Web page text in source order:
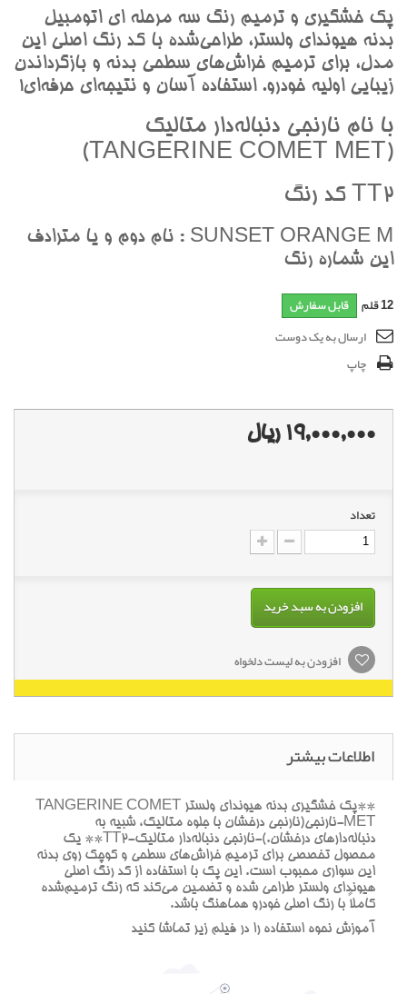
پک خشگيري و ترميم رنگ سه مرحله اي اتومبيل
بدنه هيونداي ولستر، طراحي‌شده با کد رنگ اصلي اين
مدل، براي ترميم خراش‌هاي سطحي بدنه و بازگرداندن
زيبايي اوليه خودرو. استفاده آسان و نتيجه‌اي حرفه‌اي!
با نام نارنجي دنباله‌دار متاليک
(TANGERINE COMET MET)
TT2 کد رنگ
SUNSET ORANGE M : نام دوم و يا مترادف
اين شماره رنگ
12قلم قابل سفارش
ارسال به یک دوست
چاپ
19,000,000 ریال
تعداد
افزودن به سبد خرید
افزودن به لیست دلخواه
اطلاعات بیشتر
**پک خشگيري بدنه هيونداي ولستر TANGERINE COMET
MET-نارنجي(نارنجي درخشان با جلوه متاليک، شبيه به
دنباله‌دارهاي درخشان.)-نارنجي دنباله‌دار متاليک-TT2** يک
محصول تخصصي براي ترميم خراش‌هاي سطحي و کوچک روي بدنه
اين سواري محبوب است. اين پک با استفاده از کد رنگ اصلي
هيونداي ولستر طراحي شده و تضمين مي‌کند که رنگ ترميم‌شده
کاملاً با رنگ اصلي خودرو هماهنگ باشد.
آموزش نحوه استفاده را در فيلم زير تماشا کنيد